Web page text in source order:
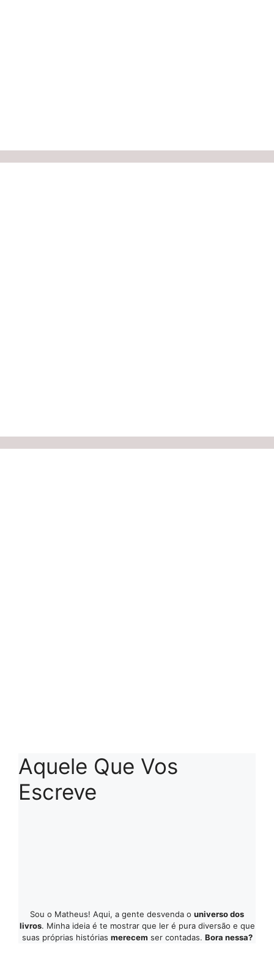
Aquele Que Vos
Escreve
Sou o Matheus! Aqui, a gente desvenda o universo dos
livros. Minha ideia é te mostrar que ler é pura diversão e que
suas próprias histórias merecem ser contadas. Bora nessa?